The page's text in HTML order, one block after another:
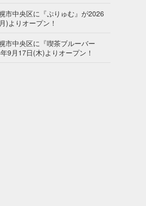
市中央区に『ぷりゅむ』が2026
)よりオープン！
市中央区に『喫茶ブルーバー
9月17日(木)よりオープン！